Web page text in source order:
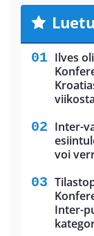
Ilves
viikosta
Inter-
voi
Inter-